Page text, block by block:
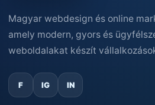
Magyar webdesign és online
amely modern, gyors és
weboldalakat készít
F IG IN